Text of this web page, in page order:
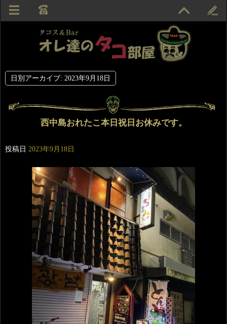
日別アーカイブ: 2023年9月18日
西中島おれたこ本日祝日お休みです。
投稿日 2023年9月18日